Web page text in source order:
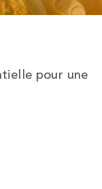
pour une